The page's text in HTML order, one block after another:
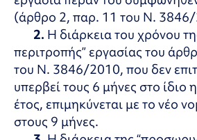
(άρθρο 2, παρ. 11 του Ν.
2. Η διάρκεια του χρόνου
περιτροπής” εργασίας του
του Ν. 3846/2010, που δεν
υπερβεί τους 6 μήνες στο ίδιο
έτος, επιμηκύνεται με το νέο
στους 9 μήνες.